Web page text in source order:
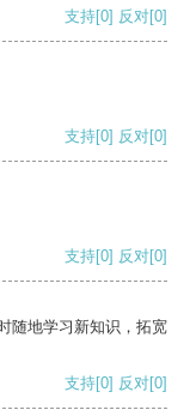
支持[0] 反对[0]
支持[0] 反对[0]
支持[0] 反对[0]
随地学习新知识，拓宽
支持[0] 反对[0]